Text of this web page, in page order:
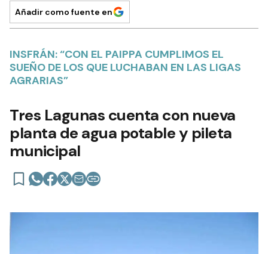
Añadir como fuente en
INSFRÁN: “CON EL PAIPPA CUMPLIMOS EL
SUEÑO DE LOS QUE LUCHABAN EN LAS LIGAS
AGRARIAS”
Tres Lagunas cuenta con nueva
planta de agua potable y pileta
municipal